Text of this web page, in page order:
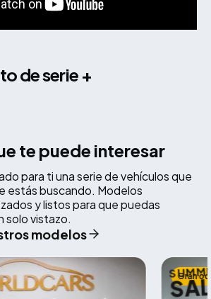
de serie +
te puede interesar
para ti una serie de vehículos que
estás buscando. Modelos
y listos para que puedas
solo vistazo.
modelos
Gran